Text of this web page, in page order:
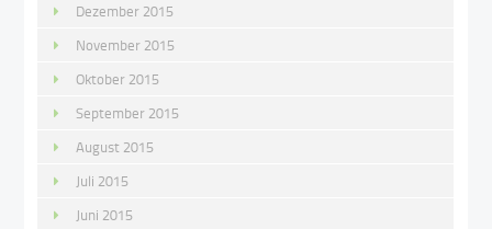
Dezember 2015
November 2015
Oktober 2015
September 2015
August 2015
Juli 2015
Juni 2015